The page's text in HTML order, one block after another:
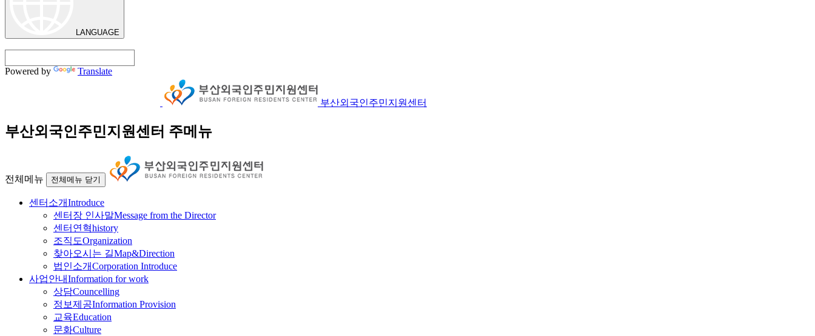
LANGUAGE
Powered by Translate
부산외국인주민지원센터
부산외국인주민지원센터 주메뉴
전체메뉴 전체메뉴 닫기
센터소개Introduce
센터장 인사말Message from the Director
센터연혁history
조직도Organization
찾아오시는 길Map&Direction
법인소개Corporation Introduce
사업안내Information for work
상담Councelling
정보제공Information Provision
교육Education
문화Culture